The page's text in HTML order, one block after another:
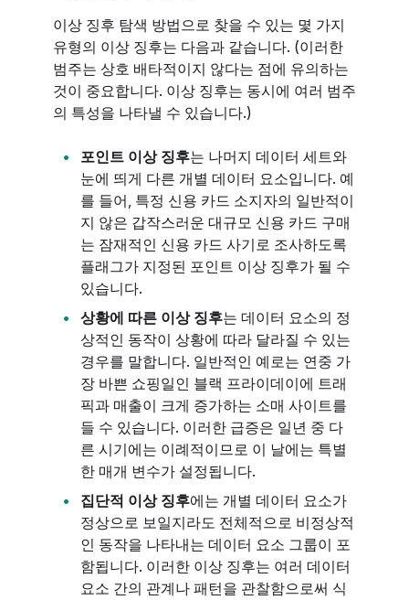
이상 징후 탐색 방법으로 찾을 수 있는 몇 가지
유형의 이상 징후는 다음과 같습니다. (이러한
범주는 상호 배타적이지 않다는 점에 유의하는
것이 중요합니다. 이상 징후는 동시에 여러 범주
의 특성을 나타낼 수 있습니다.)
포인트 이상 징후는 나머지 데이터 세트와
눈에 띄게 다른 개별 데이터 요소입니다. 예
를 들어, 특정 신용 카드 소지자의 일반적이
지 않은 갑작스러운 대규모 신용 카드 구매
는 잠재적인 신용 카드 사기로 조사하도록
플래그가 지정된 포인트 이상 징후가 될 수
있습니다.
상황에 따른 이상 징후는 데이터 요소의 정
상적인 동작이 상황에 따라 달라질 수 있는
경우를 말합니다. 일반적인 예로는 연중 가
장 바쁜 쇼핑일인 블랙 프라이데이에 트래
픽과 매출이 크게 증가하는 소매 사이트를
들 수 있습니다. 이러한 급증은 일년 중 다
른 시기에는 이례적이므로 이 날에는 특별
한 매개 변수가 설정됩니다.
집단적 이상 징후에는 개별 데이터 요소가
정상으로 보일지라도 전체적으로 비정상적
인 동작을 나타내는 데이터 요소 그룹이 포
함됩니다. 이러한 이상 징후는 여러 데이터
요소 간의 관계나 패턴을 관찰함으로써 식